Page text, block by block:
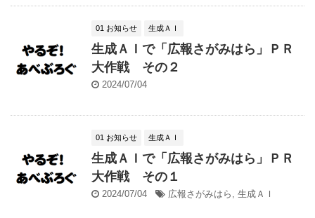
01 お知らせ 生成ＡＩ
生成ＡＩで「広報さがみはら」ＰＲ
大作戦 その２
2024/07/04
01 お知らせ 生成ＡＩ
生成ＡＩで「広報さがみはら」ＰＲ
大作戦 その１
2024/07/04 広報さがみはら 生成ＡＩ